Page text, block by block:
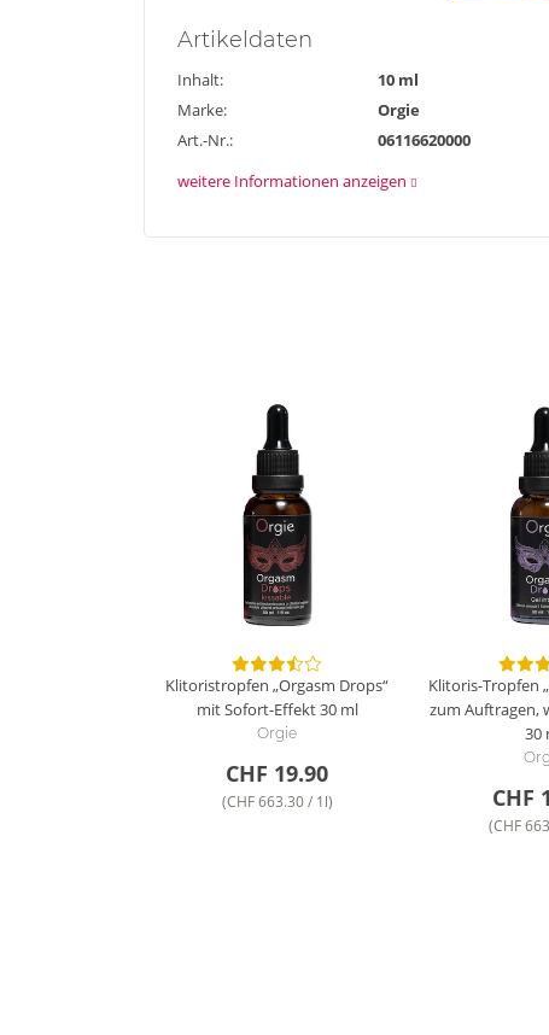
Artikeldaten
Inhalt:
10 ml
Marke:
Orgie
Art.-Nr.:
06116620000
weitere Informationen anzeigen
Klitoristropfen „Orgasm Drops“
mit Sofort-Effekt30 ml
Orgie
CHF 19.90
(CHF 663.30 / 1l)
Klitoris-Tropfen
zum Auftragen,
30
CHF
(CHF